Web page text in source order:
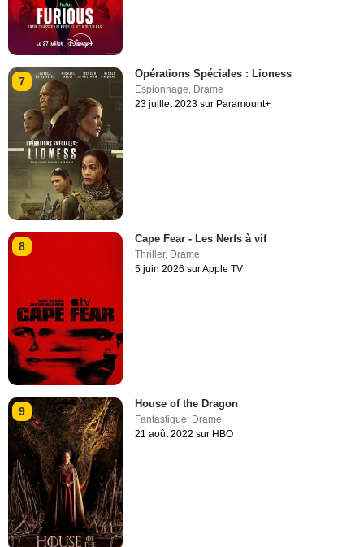
7
Opérations Spéciales : Lioness
Espionnage Drame
23 juillet 2023 sur Paramount+
8
Cape Fear - Les Nerfs à vif
Thriller, Drame
5 juin 2026 sur Apple TV
9
House of the Dragon
Fantastique, Drame
21 août 2022 sur HBO